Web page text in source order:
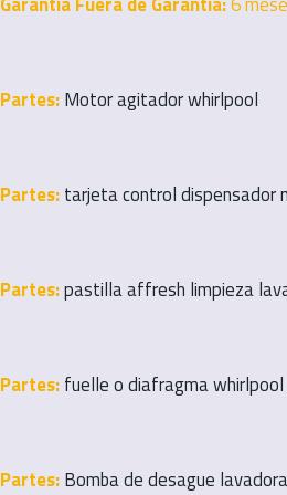
Partes:Motor agitador whirlpool
Partes:tarjeta control dispensador
Partes:pastilla affresh limpieza
Partes:fuelle o diafragma
Partes:Bomba de desague